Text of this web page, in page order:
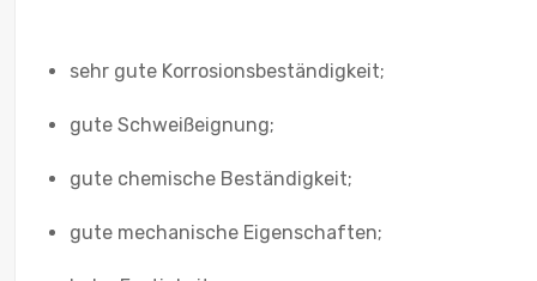
sehr gute Korrosionsbeständigkeit;
gute Schweißeignung;
gute chemische Beständigkeit;
gute mechanische Eigenschaften;